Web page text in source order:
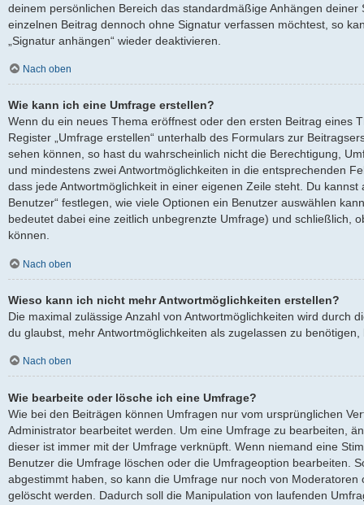
deinem persönlichen Bereich das standardmäßige Anhängen
einzelnen Beitrag dennoch ohne Signatur verfassen möchtest, so
„Signatur anhängen“ wieder deaktivieren.
Nach oben
Wie kann ich eine Umfrage erstellen?
Wenn du ein neues Thema eröffnest oder den ersten Beitrag eines
Register „Umfrage erstellen“ unterhalb des Formulars zur
sehen können, so hast du wahrscheinlich nicht die Berechtigung,
und mindestens zwei Antwortmöglichkeiten in die entsprechenden
dass jede Antwortmöglichkeit in einer eigenen Zeile steht. Du kannst
Benutzer“ festlegen, wie viele Optionen ein Benutzer auswählen
bedeutet dabei eine zeitlich unbegrenzte Umfrage) und schließlich,
können.
Nach oben
Wieso kann ich nicht mehr Antwortmöglichkeiten erstellen?
Die maximal zulässige Anzahl von Antwortmöglichkeiten wird durch
du glaubst, mehr Antwortmöglichkeiten als zugelassen zu
Nach oben
Wie bearbeite oder lösche ich eine Umfrage?
Wie bei den Beiträgen können Umfragen nur vom ursprünglichen
Administrator bearbeitet werden. Um eine Umfrage zu bearbeiten,
dieser ist immer mit der Umfrage verknüpft. Wenn niemand eine
Benutzer die Umfrage löschen oder die Umfrageoption bearbeiten.
abgestimmt haben, so kann die Umfrage nur noch von
gelöscht werden. Dadurch soll die Manipulation von laufenden